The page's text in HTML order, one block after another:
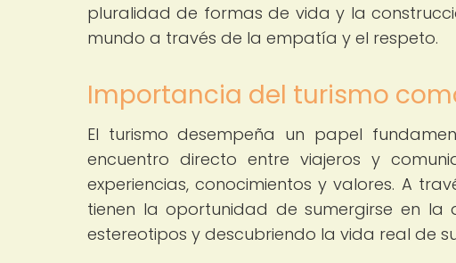
pluralidad de formas de vida y la
mundo a través de la empatía y el respeto.
Importancia del turismo
El turismo desempeña un papel
encuentro directo entre viajeros y
experiencias, conocimientos y valores. A
tienen la oportunidad de sumergirse en
estereotipos y descubriendo la vida real de